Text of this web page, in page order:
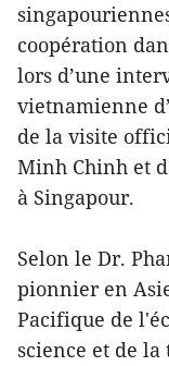
coopération
lors d’une
vietnamienne
de la visite
Minh Chinh et
à Singapour.
Selon le Dr.
pionnier en
Pacifique de
science et de